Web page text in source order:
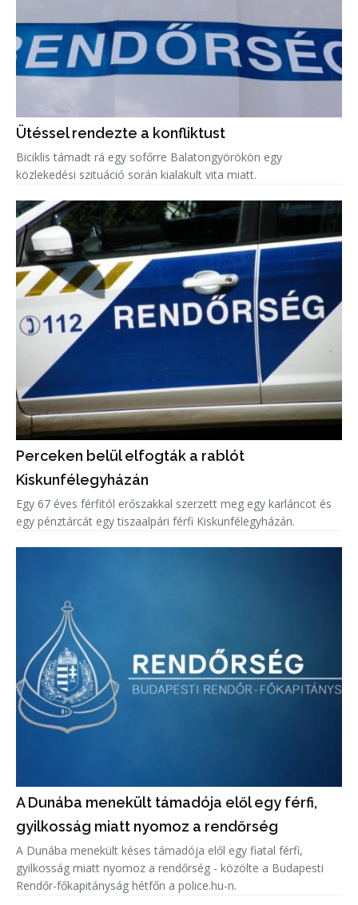
Ütéssel rendezte a konfliktust
Biciklis támadt rá egy sofőrre Balatongyörökön egy
közlekedési szituáció során kialakult vita miatt.
Perceken belül elfogták a rablót
Kiskunfélegyházán
Egy 67 éves férfitól erőszakkal szerzett meg egy karláncot és
egy pénztárcát egy tiszaalpári férfi Kiskunfélegyházán.
A Dunába menekült támadója elől egy férfi,
gyilkosság miatt nyomoz a rendőrség
A Dunába menekült késes támadója elől egy fiatal férfi,
gyilkosság miatt nyomoz a rendőrség - közölte a Budapesti
Rendőr-főkapitányság hétfőn a police.hu-n.